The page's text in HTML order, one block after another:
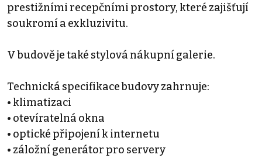
prestižními recepčními prostory, které zajišťují
soukromí a exkluzivitu.
V budově je také stylová nákupní galerie.
Technická specifikace budovy zahrnuje:
• klimatizaci
• otevíratelná okna
• optické připojení k internetu
• záložní generátor pro servery